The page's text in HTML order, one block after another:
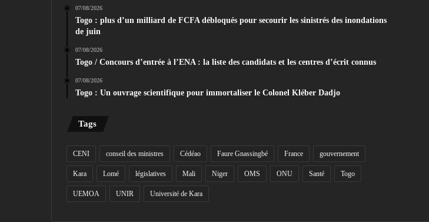
07/08/2026
Togo : plus d’un milliard de FCFA débloqués pour secourir les sinistrés des inondations
de juin
07/08/2026
Togo / Concours d’entrée à l’ENA : la liste des candidats et les centres d’écrit connus
07/08/2026
Togo : Un ouvrage scientifique pour immortaliser le Colonel Kléber Dadjo
Tags
CENI conseil des ministres Cédéao Faure Gnassingbé France gouvernement
Kara Lomé législatives Mali Niger OMS ONU Santé Togo
UEMOA UNIR Université de Kara